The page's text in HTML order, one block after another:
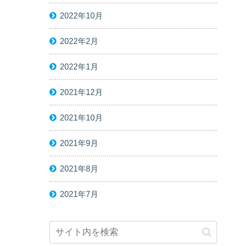
2022年10月
2022年2月
2022年1月
2021年12月
2021年10月
2021年9月
2021年8月
2021年7月